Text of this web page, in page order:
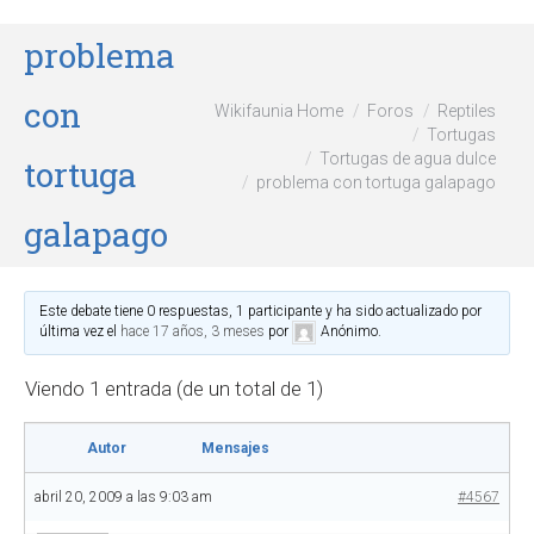
problema
con
tortuga
galapago
Wikifaunia Home Foros
Reptiles
Tortugas
Tortugas de agua dulce
problema con tortuga galapago
Este debate tiene 0 respuestas, 1 participante y ha sido actualizado por
última vez el hace 17 años, 3 meses por Anónimo.
Viendo 1 entrada (de un total de 1)
Autor Mensajes
abril 20, 2009 a las 9:03 am #4567